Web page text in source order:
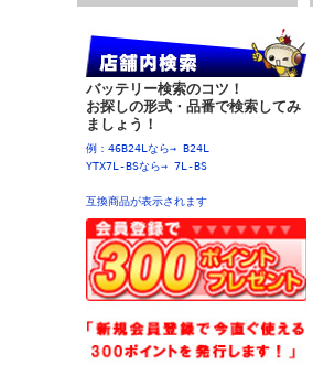
バッテリー検索のコツ！
お探しの形式・品番で検索してみ
ましょう！
例：46B24Lなら→ B24L
YTX7L-BSなら→ 7L-BS
互換商品が表示されます